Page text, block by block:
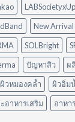
New Arrival
SOLBright
ปัญหาสิว
ผ
ผิวหมองคล้ำ ผิวอิ่ม
อาหารเสริม อาหา